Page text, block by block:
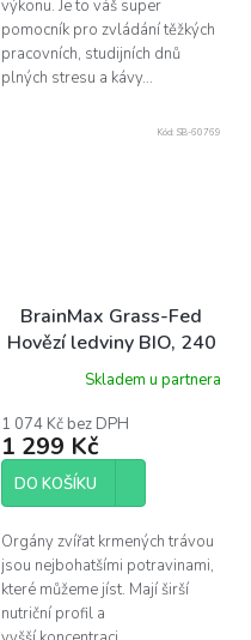
výkonu. Je to váš super
pomocník pro zvládání těžkých
pracovních, studijních dnů
plných stresu a kávy...
BrainMax Grass-Fed
Hovězí ledviny BIO, 240
kapslí
Skladem u partnera
1 074 Kč bez DPH
1 299 Kč
DO KOŠÍKU
Orgány zvířat krmených trávou
jsou nejbohatšími potravinami,
které můžeme jíst. Mají širší
nutriční profil a
Kód: SB-60769